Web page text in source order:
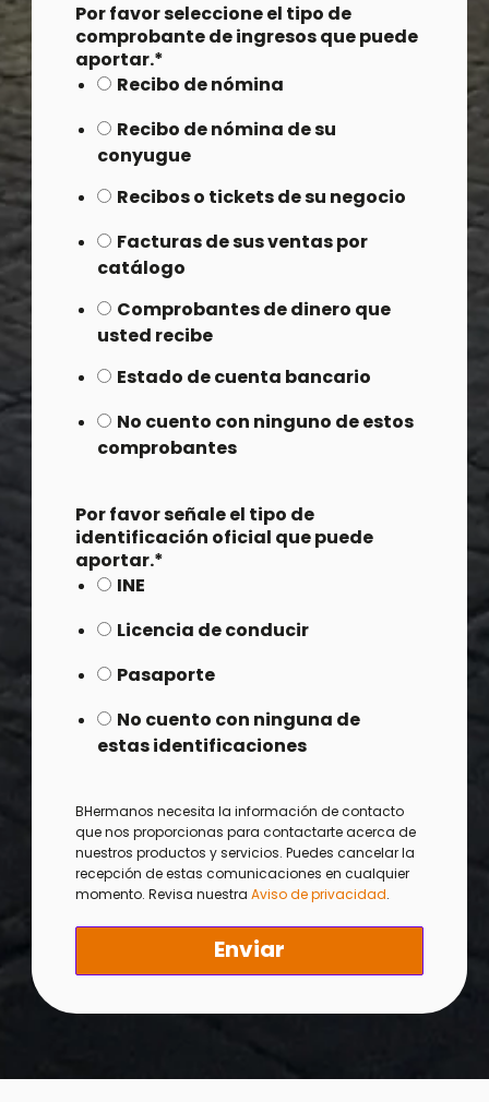
Por favor seleccione el tipo de
comprobante de ingresos que puede
aportar.*
Recibo de nómina
Recibo de nómina de su
conyugue
Recibos o tickets de su negocio
Facturas de sus ventas por
catálogo
Comprobantes de dinero que
usted recibe
Estado de cuenta bancario
No cuento con ninguno de estos
comprobantes
Por favor señale el tipo de
identificación oficial que puede
aportar.*
INE
Licencia de conducir
Pasaporte
No cuento con ninguna de
estas identificaciones
BHermanos necesita la información de contacto
que nos proporcionas para contactarte acerca de
nuestros productos y servicios. Puedes cancelar la
recepción de estas comunicaciones en cualquier
momento. Revisa nuestra Aviso de privacidad.